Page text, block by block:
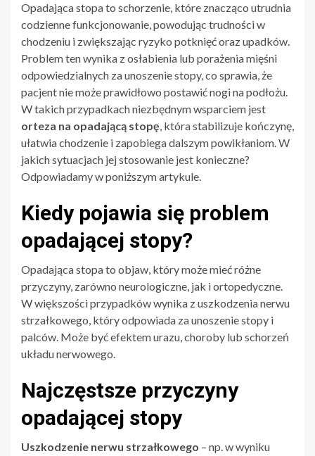
Opadająca stopa to schorzenie, które znacząco utrudnia
codzienne funkcjonowanie, powodując trudności w
chodzeniu i zwiększając ryzyko potknięć oraz upadków.
Problem ten wynika z osłabienia lub porażenia mięśni
odpowiedzialnych za unoszenie stopy, co sprawia, że
pacjent nie może prawidłowo postawić nogi na podłożu.
W takich przypadkach niezbędnym wsparciem jest
orteza na opadającą stopę, która stabilizuje kończynę,
ułatwia chodzenie i zapobiega dalszym powikłaniom. W
jakich sytuacjach jej stosowanie jest konieczne?
Odpowiadamy w poniższym artykule.
Kiedy pojawia się problem
opadającej stopy?
Opadająca stopa to objaw, który może mieć różne
przyczyny, zarówno neurologiczne, jak i ortopedyczne.
W większości przypadków wynika z uszkodzenia nerwu
strzałkowego, który odpowiada za unoszenie stopy i
palców. Może być efektem urazu, choroby lub schorzeń
układu nerwowego.
Najczęstsze przyczyny
opadającej stopy
Uszkodzenie nerwu strzałkowego – np. w wyniku